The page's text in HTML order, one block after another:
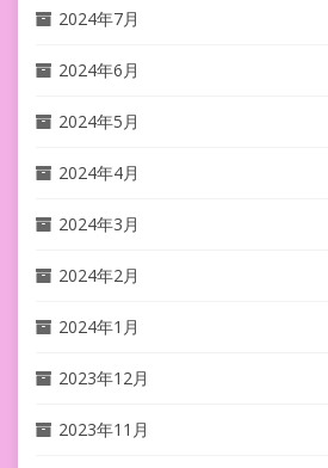
2024年7月
2024年6月
2024年5月
2024年4月
2024年3月
2024年2月
2024年1月
2023年12月
2023年11月